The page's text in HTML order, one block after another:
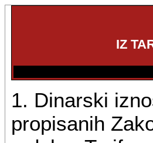
IZ
1. Dinarski
propisanih